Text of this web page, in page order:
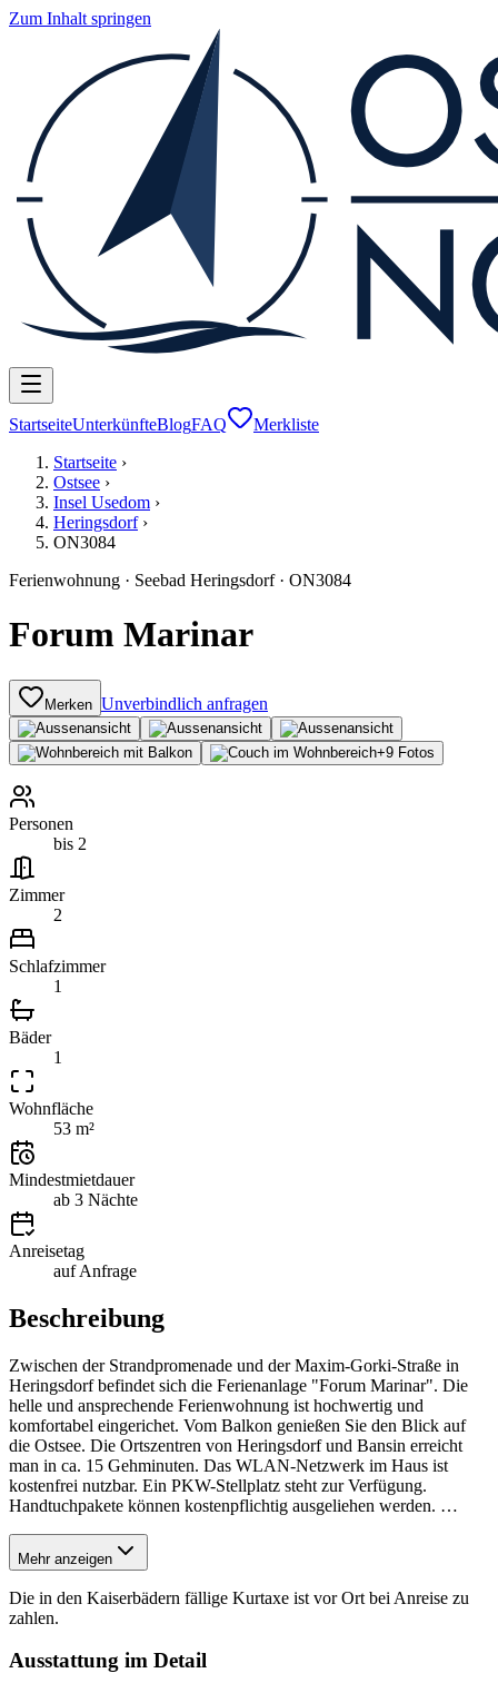
Zum Inhalt springen
StartseiteUnterkünfteBlogFAQ
Merkliste
Startseite ›
Ostsee ›
Insel Usedom ›
Heringsdorf›
ON3084
Ferienwohnung · Seebad Heringsdorf· ON3084
Forum Marinar
Merken Unverbindlich anfragen
+9 Fotos
Personen
bis 2
Zimmer
2
Schlafzimmer
1
Bäder
1
Wohnfläche
53 m²
Mindestmietdauer
ab 3 Nächte
Anreisetag
auf Anfrage
Beschreibung
Zwischen der Strandpromenade und der Maxim-Gorki-Straße in
Heringsdorf befindet sich die Ferienanlage "Forum Marinar". Die
helle und ansprechende Ferienwohnung ist hochwertig und
komfortabel eingerichet. Vom Balkon genießen Sie den Blick auf
die Ostsee. Die Ortszentren von Heringsdorf und Bansin erreicht
man in ca. 15 Gehminuten. Das WLAN-Netzwerk im Haus ist
kostenfrei nutzbar. Ein PKW-Stellplatz steht zur Verfügung.
Handtuchpakete können kostenpflichtig ausgeliehen werden. …
Mehr anzeigen
Die in den Kaiserbädern fällige Kurtaxe ist vor Ort bei Anreise zu
zahlen.
Ausstattung im Detail